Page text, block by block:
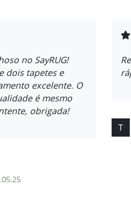
no SayRUG!
dois tapetes e
excelente. O
é mesmo
obrigada!
T